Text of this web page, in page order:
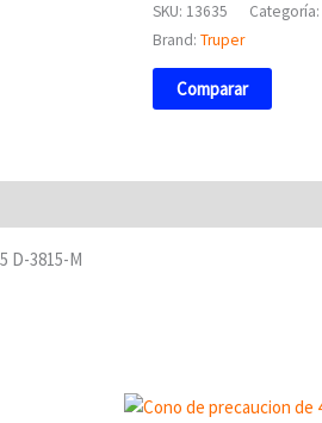
SKU: 13635 Categoría:
Brand: Truper
Comparar
D-3815-M